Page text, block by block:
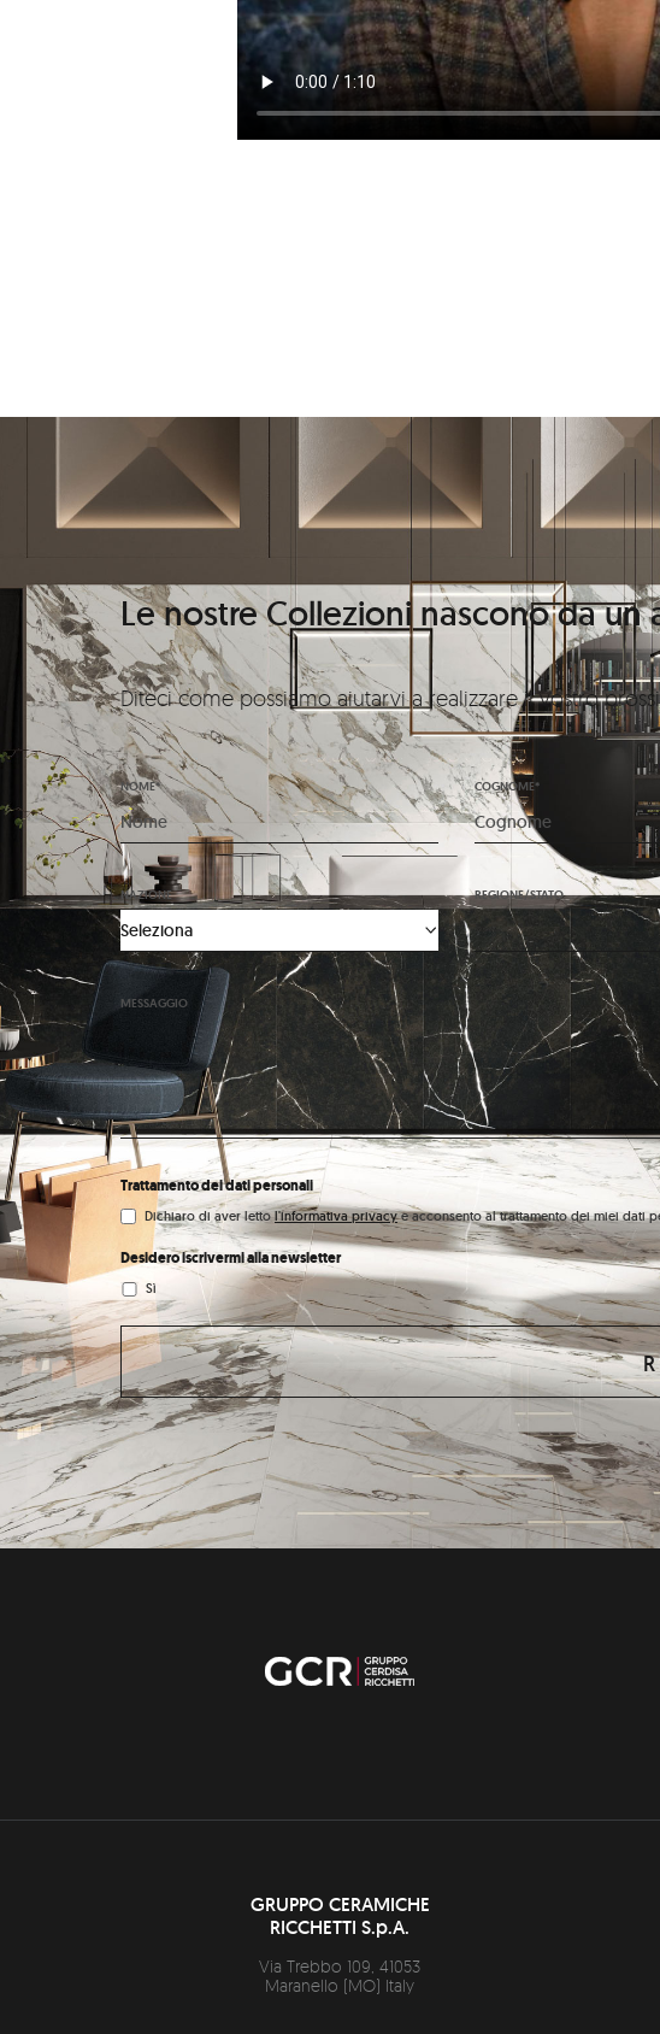
Le nostre Collezioni nascono da
Diteci come possiamo aiutarvi a realizzare il vostro
NOME* COGNOME*
NAZIONE REGIONE/STATO
MESSAGGIO
Trattamento dei dati personali
Dichiaro di aver lettol'informativa privacye acconsento al trattamento dei miei dati
Desidero iscrivermi alla newsletter
Sì
GRUPPO CERAMICHE
RICCHETTI S.p.A.
Via Trebbo 109, 41053
Maranello (MO) Italy